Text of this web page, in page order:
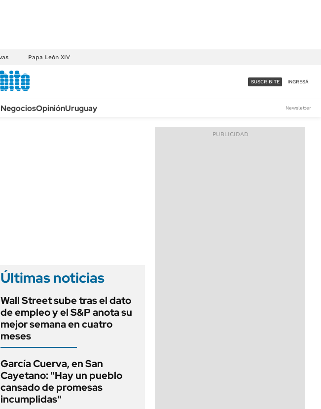
Papa León XIV
ACCESO FULL - $1.800/MES
SUSCRIBITE INGRESÁ
NegociosOpiniónUruguay Newsletter
Últimas noticias
Wall Street sube tras el dato
de empleo y el S&P anota su
mejor semana en cuatro
meses
García Cuerva, en San
Cayetano: "Hay un pueblo
cansado de promesas
incumplidas"